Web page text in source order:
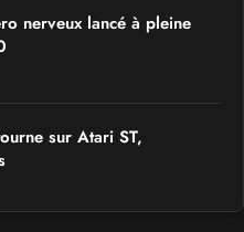
nerveux lancé à pleine
sur Atari ST,